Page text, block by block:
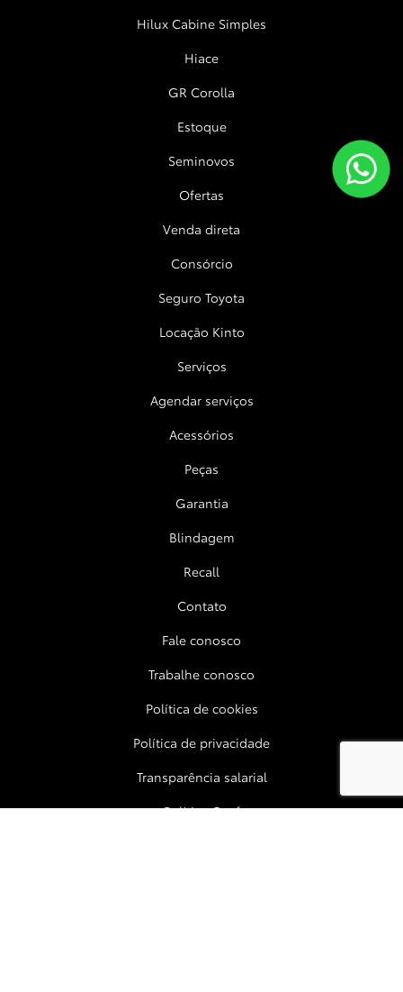
Hilux Cabine Simples
Hiace
GR Corolla
Estoque
Seminovos
Ofertas
Venda direta
Consórcio
Seguro Toyota
Locação Kinto
Serviços
Agendar serviços
Acessórios
Peças
Garantia
Blindagem
Recall
Contato
Fale conosco
Trabalhe conosco
Política de cookies
Política de privacidade
Transparência salarial
Política Coaf